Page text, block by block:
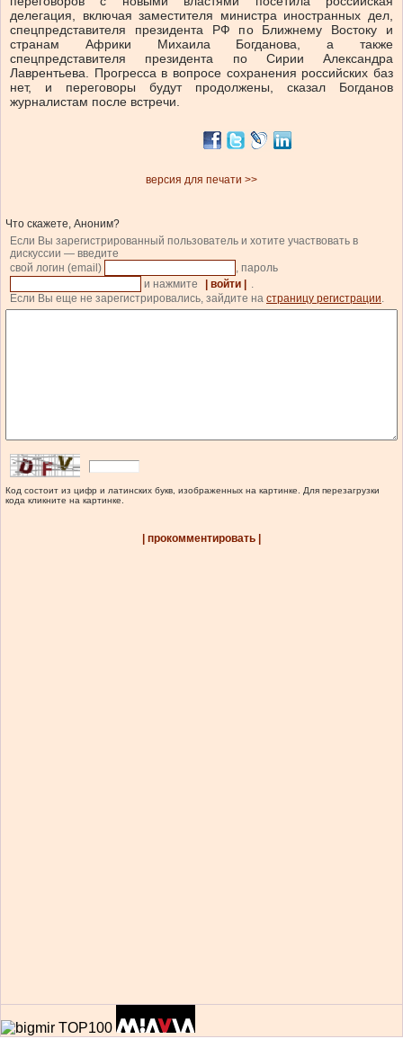
делегация, включая заместителя министра иностранных дел,
спецпредставителя президента РФ по Ближнему Востоку и
странам Африки Михаила Богданова, а также
спецпредставителя президента по Сирии Александра
Лаврентьева. Прогресса в вопросе сохранения российских баз
нет, и переговоры будут продолжены, сказал Богданов
журналистам после встречи.
версия для печати >>
Что скажете, Аноним?
Если Вы зарегистрированный пользователь и хотите участвовать в
дискуссии — введите
свой логин (email)
, пароль
и нажмите
| войти |
.
Если Вы еще не зарегистрировались, зайдите на страницу регистрации.
Код состоит из цифр и латинских букв, изображенных на картинке. Для перезагрузки
кода кликните на картинке.
| прокомментировать |